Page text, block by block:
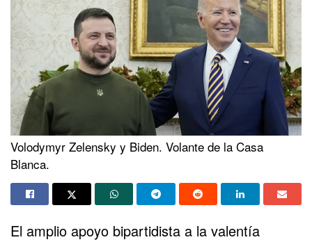
Volodymyr Zelensky y Biden. Volante de la Casa
Blanca.
El amplio apoyo bipartidista a la valentía